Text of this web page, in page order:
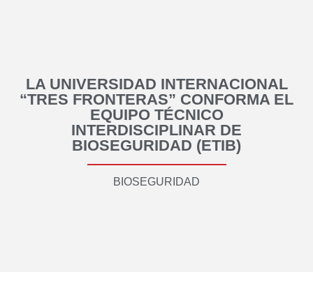
LA UNIVERSIDAD INTERNACIONAL
“TRES FRONTERAS” CONFORMA EL
EQUIPO TÉCNICO
INTERDISCIPLINAR DE
BIOSEGURIDAD (ETIB)
BIOSEGURIDAD